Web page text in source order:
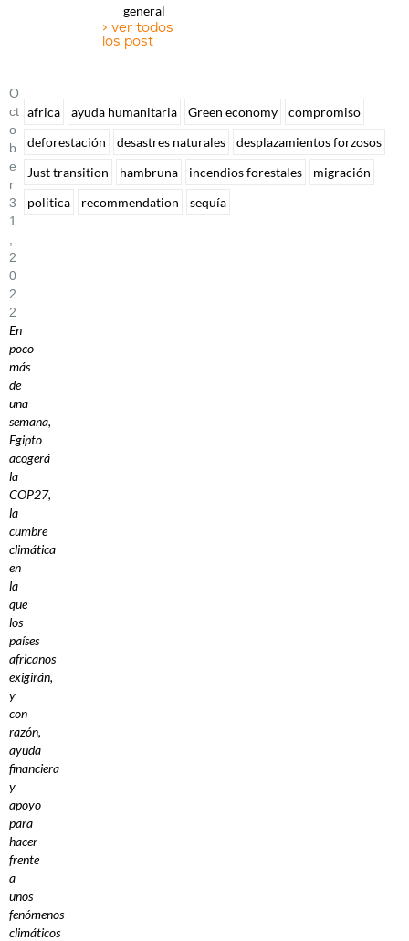
general
> ver todos
los post
O
Ct
O
B
E
R
3
1
2
0
2
2
En
poco
más
de
una
semana,
Egipto
acogerá
la
COP27,
la
cumbre
climática
en
la
que
los
países
africanos
exigirán,
y
con
razón,
ayuda
financiera
y
apoyo
para
hacer
frente
a
unos
fenómenos
climáticos
africa ayuda humanitaria Green economy
compromiso
deforestación
desastres naturales
desplazamientos forzosos
Just transition
hambruna incendios forestales
migración
politica
recommendation sequía